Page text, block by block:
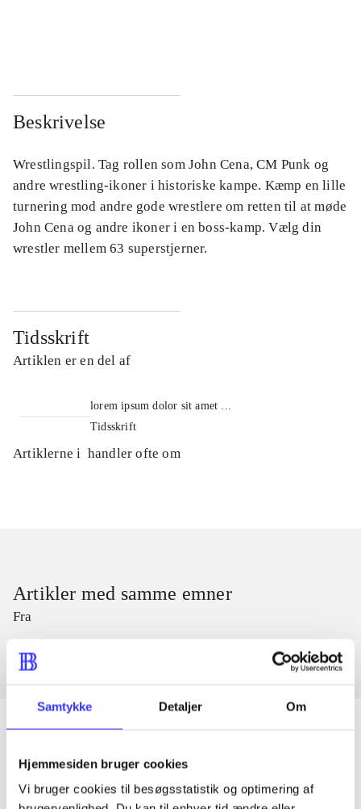
Samtykke Detaljer Om
Hjemmesiden bruger cookies
Vi bruger cookies til besøgsstatistik og optimering af
Beskrivelse
Wrestlingspil. Tag rollen som John Cena, CM Punk og
andre wrestling-ikoner i historiske kampe. Kæmp en lille
turnering mod andre gode wrestlere om retten til at møde
John Cena og andre ikoner i en boss-kamp. Vælg din
wrestler mellem 63 superstjerner.
Tidsskrift
Artiklen er en del af
lorem ipsum dolor sit amet ...
Tidsskrift
Artiklerne i handler ofte om
Artikler med samme emner
Fra
Artikler
Alle registrerede artikler fordelt på udgivelser